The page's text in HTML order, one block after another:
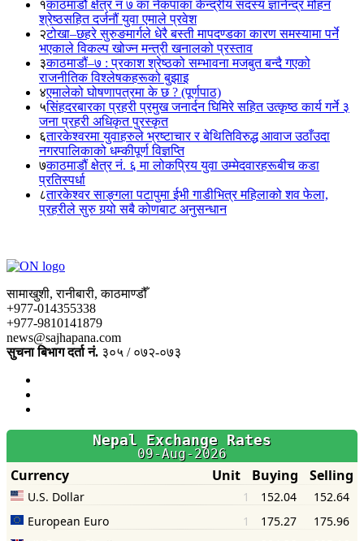
१काठमाडौं क्षेत्र नं ७ का नेकपाका केन्द्रीय सदस्य ज्ञानेन्द्र मोहन
श्रेष्ठसहित दर्जनौं युवा एमाले प्रवेश
२टोखा–छहरे सुरुङमार्गले धेरै बस्ती मापदण्डका कारण समस्यामा पर्ने
भएकाले विकल्प खोज्न मन्त्री खनालको प्रस्ताव
३काठमाडौं–७ : प्रकाश श्रेष्ठको सम्भावना मजबुत बन्दै गएको
राजनीतिक विश्लेषकहरूको बुझाइ
४एमालेको घोषणापत्रमा के छ ? (पूर्णपाठ)
५सिंहदरबारका प्रहरी प्रमुख जनार्दन घिमिरे सहित उत्कृष्ठ कार्य गर्ने ३
जना प्रहरी अधिकृत पुरस्कृत
६तारकेश्वरमा युवाहरुले भ्रष्टाचार र बेथितिविरुद्ध आवाज उठाँउदा
नगरपालिकाको धम्कीपूर्ण विज्ञप्ति
७काठमाडौं क्षेत्र नं. ६ मा लोकप्रिय युवा उम्मेदवारहरूबीच कडा
प्रतिस्पर्धा
८तारकेश्वर साङ्गला पटापुमा ईभी गाडीभित्र महिलाको शव फेला,
प्रहरीले सुरु गर्‍यो सबै कोणबाट अनुसन्धान
सामाखुशी, रानीबारी, काठमाण्डौँ
+977-014355338
+977-9810141879
news@sajhapana.com
सुचना बिभाग दर्ता नं. ३०५ / ०७२-०७३